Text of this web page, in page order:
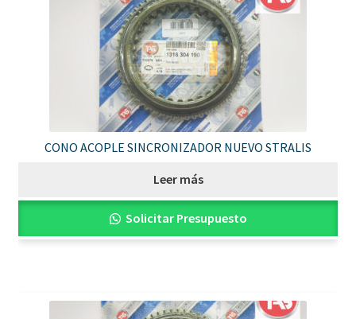
CONO ACOPLE SINCRONIZADOR NUEVO STRALIS
Leer más
Solicitar Presupuesto